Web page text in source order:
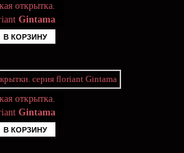
открытка.
Gintama
В КОРЗИНУ
открытка.
Gintama
В КОРЗИНУ